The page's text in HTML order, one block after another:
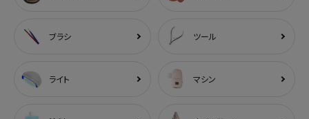
ブラシ ツール
ライト マシン